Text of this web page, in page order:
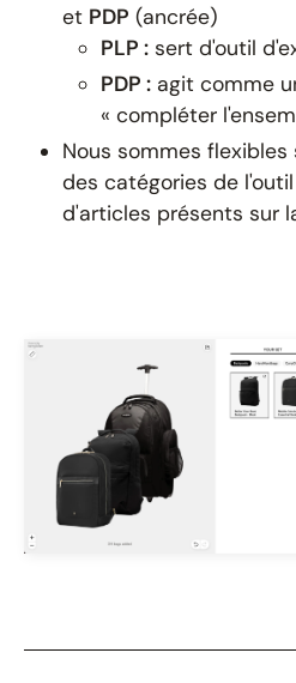
et PDP (ancrée)
PLP : sert d'outil
PDP : agit comme
« compléter
Nous sommes
des catégories de
d'articles présents sur